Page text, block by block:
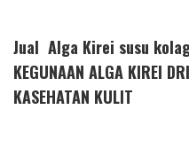
Jual Alga Kirei susu
KEGUNAAN ALGA KIREI
KASEHATAN KULIT